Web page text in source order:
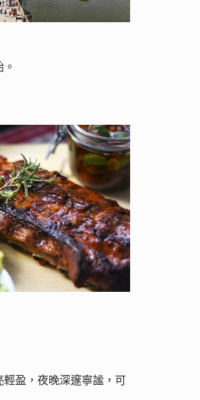
盈，夜晚深邃寧謐，可